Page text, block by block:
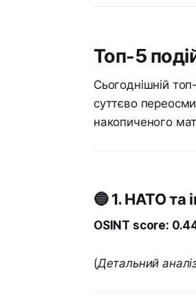
Топ-5
Сьогоднішній
суттєво
накопиченого
🔵 1. НАТО та
OSINT score:
(Детальний